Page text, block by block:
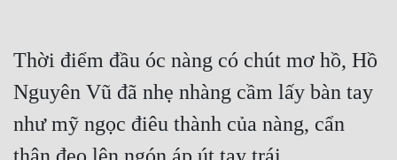
Thời điểm đầu óc nàng có chút mơ hồ, Hồ
Nguyên Vũ đã nhẹ nhàng cầm lấy bàn tay
như mỹ ngọc điêu thành của nàng, cẩn